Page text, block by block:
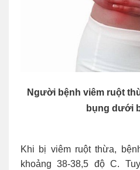
Người bệnh viêm ruột
bụng dưới
Khi bị viêm ruột thừa,
khoảng 38-38,5 độ C.